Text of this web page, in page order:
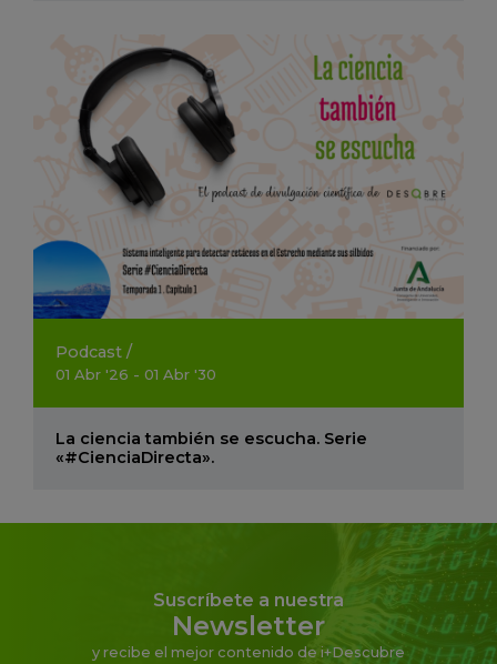
Podcast /
01 Abr '26 - 01 Abr '30
La ciencia también se escucha. Serie
«#CienciaDirecta».
Suscríbete a nuestra
Newsletter
y recibe el mejor contenido de i+Descubre